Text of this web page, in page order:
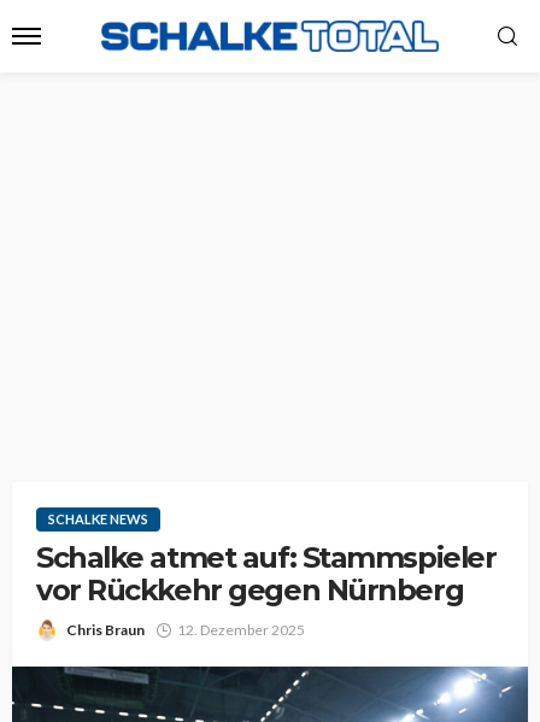
SCHALKE NEWS
Schalke atmet auf: Stammspieler
vor Rückkehr gegen Nürnberg
Chris Braun 12. Dezember 2025